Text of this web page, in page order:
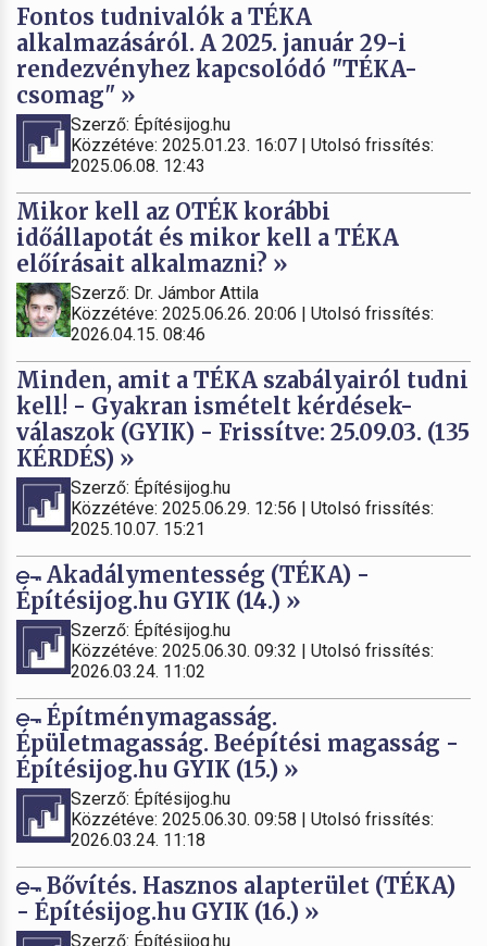
Fontos tudnivalók a TÉKA
alkalmazásáról. A 2025. január 29-i
rendezvényhez kapcsolódó "TÉKA-
csomag" »
Szerző: Építésijog.hu
Közzétéve: 2025.01.23. 16:07 | Utolsó frissítés:
2025.06.08. 12:43
Mikor kell az OTÉK korábbi
időállapotát és mikor kell a TÉKA
előírásait alkalmazni? »
Szerző: Dr. Jámbor Attila
Közzétéve: 2025.06.26. 20:06 | Utolsó frissítés:
2026.04.15. 08:46
Minden, amit a TÉKA szabályairól tudni
kell! - Gyakran ismételt kérdések-
válaszok (GYIK) - Frissítve: 25.09.03. (135
KÉRDÉS) »
Szerző: Építésijog.hu
Közzétéve: 2025.06.29. 12:56 | Utolsó frissítés:
2025.10.07. 15:21
Akadálymentesség (TÉKA) -
Építésijog.hu GYIK (14.) »
Szerző: Építésijog.hu
Közzétéve: 2025.06.30. 09:32 | Utolsó frissítés:
2026.03.24. 11:02
Építménymagasság.
Épületmagasság. Beépítési magasság -
Építésijog.hu GYIK (15.) »
Szerző: Építésijog.hu
Közzétéve: 2025.06.30. 09:58 | Utolsó frissítés:
2026.03.24. 11:18
Bővítés. Hasznos alapterület (TÉKA)
- Építésijog.hu GYIK (16.) »
Szerző: Építésijog.hu